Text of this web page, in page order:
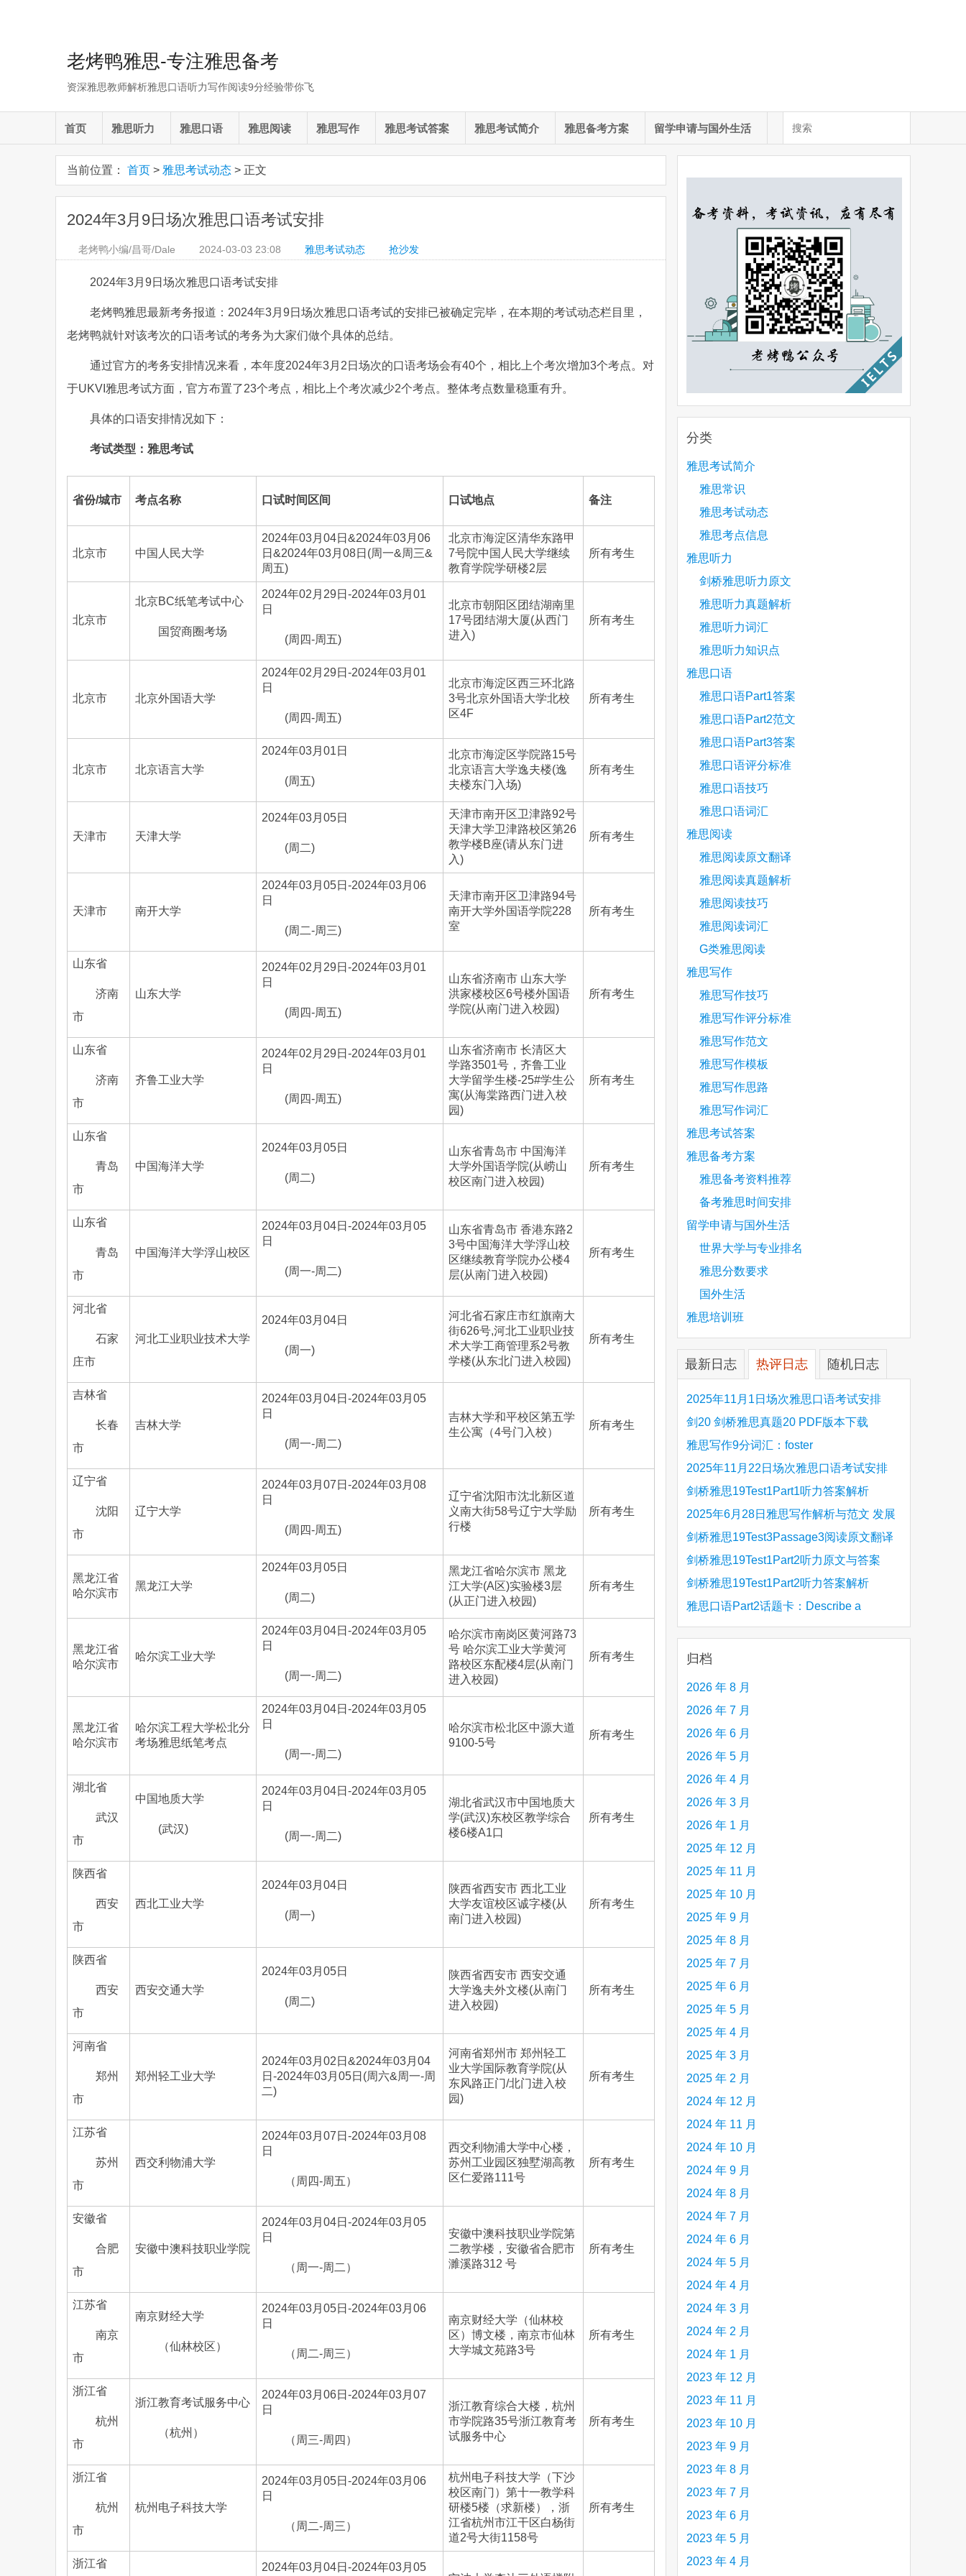
老烤鸭雅思-专注雅思备考
资深雅思教师解析雅思口语听力写作阅读9分经验带你飞
首页 雅思听力 雅思口语 雅思阅读 雅思写作 雅思考试答案 雅思考试简介 雅思备考方案 留学申请与国外生活
当前位置： 首页 > 雅思考试动态 > 正文
2024年3月9日场次雅思口语考试安排
老烤鸭小编/昌哥/Dale 2024-03-03 23:08 雅思考试动态 抢沙发
2024年3月9日场次雅思口语考试安排
老烤鸭雅思最新考务报道：2024年3月9日场次雅思口语考试的安排已被确定完毕，在本期的考试动态栏目里，
老烤鸭就针对该考次的口语考试的考务为大家们做个具体的总结。
通过官方的考务安排情况来看，本年度2024年3月2日场次的口语考场会有40个，相比上个考次增加3个考点。对
于UKVI雅思考试方面，官方布置了23个考点，相比上个考次减少2个考点。整体考点数量稳重有升。
具体的口语安排情况如下：
考试类型：雅思考试
省份/城市 考点名称 口试时间区间 口试地点 备注
北京市 中国人民大学
2024年03月04日&2024年03月06
日&2024年03月08日(周一&周三&
周五)
北京市海淀区清华东路甲
7号院中国人民大学继续
教育学院学研楼2层
所有考生
北京市
北京BC纸笔考试中心
国贸商圈考场
2024年02月29日-2024年03月01
日
(周四-周五)
北京市朝阳区团结湖南里
17号团结湖大厦(从西门
进入)
所有考生
北京市 北京外国语大学
2024年02月29日-2024年03月01
日
(周四-周五)
北京市海淀区西三环北路
3号北京外国语大学北校
区4F
所有考生
北京市 北京语言大学
2024年03月01日
(周五)
北京市海淀区学院路15号
北京语言大学逸夫楼(逸
夫楼东门入场)
所有考生
天津市 天津大学
2024年03月05日
(周二)
天津市南开区卫津路92号
天津大学卫津路校区第26
教学楼B座(请从东门进
入)
所有考生
天津市 南开大学
2024年03月05日-2024年03月06
日
(周二-周三)
天津市南开区卫津路94号
南开大学外国语学院228
室
所有考生
山东省
济南
市
山东大学
2024年02月29日-2024年03月01
日
(周四-周五)
山东省济南市 山东大学
洪家楼校区6号楼外国语
学院(从南门进入校园)
所有考生
山东省
济南
市
齐鲁工业大学
2024年02月29日-2024年03月01
日
(周四-周五)
山东省济南市 长清区大
学路3501号，齐鲁工业
大学留学生楼-25#学生公
寓(从海棠路西门进入校
园)
所有考生
山东省
青岛
市
中国海洋大学
2024年03月05日
(周二)
山东省青岛市 中国海洋
大学外国语学院(从崂山
校区南门进入校园)
所有考生
山东省
青岛
市
中国海洋大学浮山校区
2024年03月04日-2024年03月05
日
(周一-周二)
山东省青岛市 香港东路2
3号中国海洋大学浮山校
区继续教育学院办公楼4
层(从南门进入校园)
所有考生
河北省
石家
庄市
河北工业职业技术大学
2024年03月04日
(周一)
河北省石家庄市红旗南大
街626号,河北工业职业技
术大学工商管理系2号教
学楼(从东北门进入校园)
所有考生
吉林省
长春
市
吉林大学
2024年03月04日-2024年03月05
日
(周一-周二)
吉林大学和平校区第五学
生公寓（4号门入校）
所有考生
辽宁省
沈阳
市
辽宁大学
2024年03月07日-2024年03月08
日
(周四-周五)
辽宁省沈阳市沈北新区道
义南大街58号辽宁大学励
行楼
所有考生
黑龙江省
哈尔滨市
黑龙江大学
2024年03月05日
(周二)
黑龙江省哈尔滨市 黑龙
江大学(A区)实验楼3层
(从正门进入校园)
所有考生
黑龙江省
哈尔滨市
哈尔滨工业大学
2024年03月04日-2024年03月05
日
(周一-周二)
哈尔滨市南岗区黄河路73
号 哈尔滨工业大学黄河
路校区东配楼4层(从南门
进入校园)
所有考生
黑龙江省
哈尔滨市
哈尔滨工程大学松北分
考场雅思纸笔考点
2024年03月04日-2024年03月05
日
(周一-周二)
哈尔滨市松北区中源大道
9100-5号
所有考生
湖北省
武汉
市
中国地质大学
(武汉)
2024年03月04日-2024年03月05
日
(周一-周二)
湖北省武汉市中国地质大
学(武汉)东校区教学综合
楼6楼A1口
所有考生
陕西省
西安
市
西北工业大学
2024年03月04日
(周一)
陕西省西安市 西北工业
大学友谊校区诚字楼(从
南门进入校园)
所有考生
陕西省
西安
市
西安交通大学
2024年03月05日
(周二)
陕西省西安市 西安交通
大学逸夫外文楼(从南门
进入校园)
所有考生
河南省
郑州
市
郑州轻工业大学
2024年03月02日&2024年03月04
日-2024年03月05日(周六&周一-周
二)
河南省郑州市 郑州轻工
业大学国际教育学院(从
东风路正门/北门进入校
园)
所有考生
江苏省
苏州
市
西交利物浦大学
2024年03月07日-2024年03月08
日
（周四-周五）
西交利物浦大学中心楼，
苏州工业园区独墅湖高教
区仁爱路111号
所有考生
安徽省
合肥
市
安徽中澳科技职业学院
2024年03月04日-2024年03月05
日
（周一-周二）
安徽中澳科技职业学院第
二教学楼，安徽省合肥市
濉溪路312 号
所有考生
江苏省
南京
市
南京财经大学
（仙林校区）
2024年03月05日-2024年03月06
日
（周二-周三）
南京财经大学（仙林校
区）博文楼，南京市仙林
大学城文苑路3号
所有考生
浙江省
杭州
市
浙江教育考试服务中心
（杭州）
2024年03月06日-2024年03月07
日
（周三-周四）
浙江教育综合大楼，杭州
市学院路35号浙江教育考
试服务中心
所有考生
浙江省
杭州
市
杭州电子科技大学
2024年03月05日-2024年03月06
日
（周二-周三）
杭州电子科技大学（下沙
校区南门）第十一教学科
研楼5楼（求新楼），浙
江省杭州市江干区白杨街
道2号大街1158号
所有考生
浙江省
2024年03月04日-2024年03月05
分类
雅思考试简介
雅思常识
雅思考试动态
雅思考点信息
雅思听力
剑桥雅思听力原文
雅思听力真题解析
雅思听力词汇
雅思听力知识点
雅思口语
雅思口语Part1答案
雅思口语Part2范文
雅思口语Part3答案
雅思口语评分标准
雅思口语技巧
雅思口语词汇
雅思阅读
雅思阅读原文翻译
雅思阅读真题解析
雅思阅读技巧
雅思阅读词汇
G类雅思阅读
雅思写作
雅思写作技巧
雅思写作评分标准
雅思写作范文
雅思写作模板
雅思写作思路
雅思写作词汇
雅思考试答案
雅思备考方案
雅思备考资料推荐
备考雅思时间安排
留学申请与国外生活
世界大学与专业排名
雅思分数要求
国外生活
雅思培训班
最新日志 热评日志 随机日志
2025年11月1日场次雅思口语考试安排
剑20 剑桥雅思真题20 PDF版本下载
雅思写作9分词汇：foster
2025年11月22日场次雅思口语考试安排
剑桥雅思19Test1Part1听力答案解析
Hinchingbrooke Country Park
2025年6月28日雅思写作解析与范文 发展
旅游业 手把手带你写高分范文
剑桥雅思19Test3Passage3阅读原文翻译
Is the era of artificial speech translation
upon us 人工智能语言翻译
剑桥雅思19Test1Part2听力原文与答案
Stanthorpe Twinning Association
剑桥雅思19Test1Part2听力答案解析
Stanthorpe Twinning Association
雅思口语Part2话题卡：Describe a
creative person (e.g. an artist, a musician,
etc.) you admire 钦佩的有创造力的人
归档
2026 年 8 月
2026 年 7 月
2026 年 6 月
2026 年 5 月
2026 年 4 月
2026 年 3 月
2026 年 1 月
2025 年 12 月
2025 年 11 月
2025 年 10 月
2025 年 9 月
2025 年 8 月
2025 年 7 月
2025 年 6 月
2025 年 5 月
2025 年 4 月
2025 年 3 月
2025 年 2 月
2024 年 12 月
2024 年 11 月
2024 年 10 月
2024 年 9 月
2024 年 8 月
2024 年 7 月
2024 年 6 月
2024 年 5 月
2024 年 4 月
2024 年 3 月
2024 年 2 月
2024 年 1 月
2023 年 12 月
2023 年 11 月
2023 年 10 月
2023 年 9 月
2023 年 8 月
2023 年 7 月
2023 年 6 月
2023 年 5 月
2023 年 4 月